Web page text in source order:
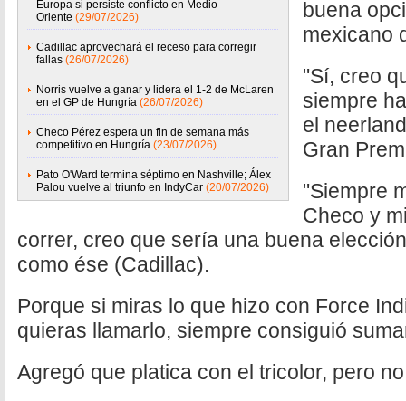
Europa si persiste conflicto en Medio
Oriente (29/07/2026)
Cadillac aprovechará el receso para corregir
fallas (26/07/2026)
Norris vuelve a ganar y lidera el 1-2 de McLaren
en el GP de Hungría (26/07/2026)
Checo Pérez espera un fin de semana más
competitivo en Hungría (23/07/2026)
Pato O'Ward termina séptimo en Nashville; Álex
Palou vuelve al triunfo en IndyCar (20/07/2026)
buena
mexicano
"Sí, creo
siempre
el
Gran
"Siempre
Checo y
correr, creo que sería una buena
como ése (Cadillac).
Porque si miras lo que hizo con Force
quieras llamarlo, siempre consiguió
Agregó que platica con el tricolor, pero